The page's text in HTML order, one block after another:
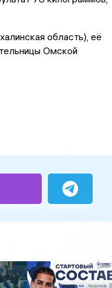
область), её
Омской